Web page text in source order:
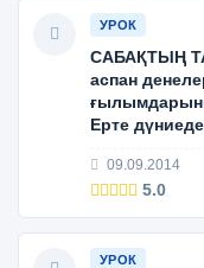
УРОК
САБАҚТЫҢ
аспан
Ерте
09.09.2014
5.0
УРОК